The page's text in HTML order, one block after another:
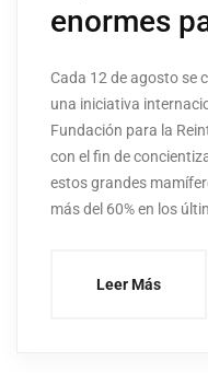
enormes
Cada 12 de agosto se
una iniciativa
Fundación para la
con el fin de
estos grandes
más del 60% en los
Leer Más